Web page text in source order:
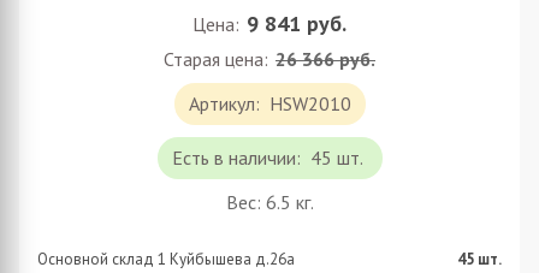
Артикул: HSW2010
Есть в наличии: 45 шт.
Вес: 6.5 кг.
Цена: 9 841 руб.
Старая цена: 26 366 руб.
Основной склад 1 Куйбышева д.26а 45 шт.